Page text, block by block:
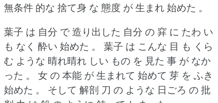
無条件 的な 捨て身 な 態度 が 生まれ 始めた 。
葉子 は 自分 で 造り出した 自分 の 穽 に たわ い
も なく 酔い 始めた 。
葉子 は こんな 目 も くら
む ような 晴れ晴れ しい もの を 見た 事 が なか
った 。
女 の 本能 が 生まれて 始めて 芽 を ふき
始めた 。
そして 解剖 刀 の ような 日ごろ の 批